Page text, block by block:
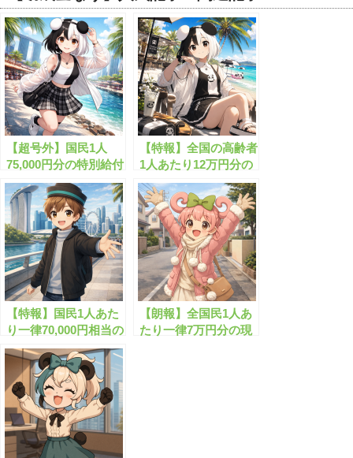
【超号外】国民1人
75,000円分の特別給付
が始まります!!
【特報】全国の高齢者
1人あたり12万円分の
給付金が毎年もらえま
す！
【特報】国民1人あた
り一律70,000円相当の
現金がもらえます！
【朗報】全国民1人あ
たり一律7万円分の現